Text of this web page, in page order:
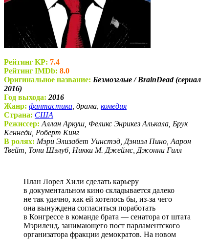
Рейтинг KP: 7.4
Рейтинг IMDb: 8.0
Оригинальное название: Безмозглые / BrainDead (сериал
2016)
Год выхода: 2016
Жанр: фантастика , драма, комедия
Страна: США
Режиссер: Аллан Аркуш, Феликс Энрикез Алькала, Брук
Кеннеди, Роберт Кинг
В ролях: Мэри Элизабет Уинстэд, Дэниэл Пино, Аарон
Твейт, Тони Шэлуб, Никки М. Джеймс, Джонни Гилл
План Лорел Хили сделать карьеру
в документальном кино складывается далеко
не так удачно, как ей хотелось бы, из-за чего
она вынуждена согласиться поработать
в Конгрессе в команде брата — сенатора от штата
Мэриленд, занимающего пост парламентского
организатора фракции демократов. На новом